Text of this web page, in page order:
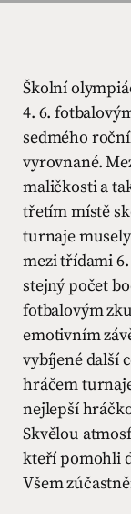
Školní
4. 6.
sedmého
vyrovnané.
maličkosti a
třetím místě
turnaje
mezi třídami 6.
stejný počet
fotbalovým
emotivním
vybíjené další
hráčem
nejlepší
Skvělou
kteří pomohli
Všem